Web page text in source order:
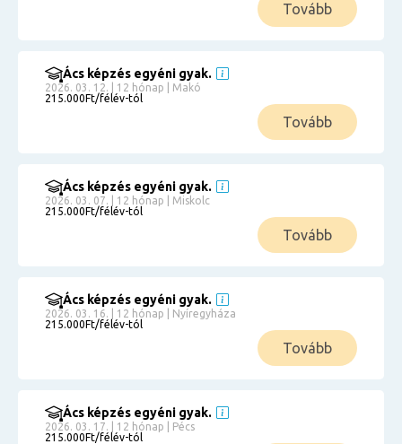
Tovább
Ács képzés egyéni gyak.
2026. 03. 12. | 12 hónap | Makó
215.000Ft/félév-tól
Tovább
Ács képzés egyéni gyak.
2026. 03. 07. | 12 hónap | Miskolc
215.000Ft/félév-tól
Tovább
Ács képzés egyéni gyak.
2026. 03. 16. | 12 hónap | Nyíregyháza
215.000Ft/félév-tól
Tovább
Ács képzés egyéni gyak.
2026. 03. 17. | 12 hónap | Pécs
215.000Ft/félév-tól